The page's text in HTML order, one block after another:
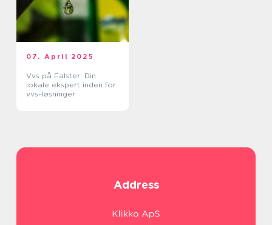
07. April 2025
Vvs på Falster: Din
lokale ekspert inden for
vvs-løsninger
Address